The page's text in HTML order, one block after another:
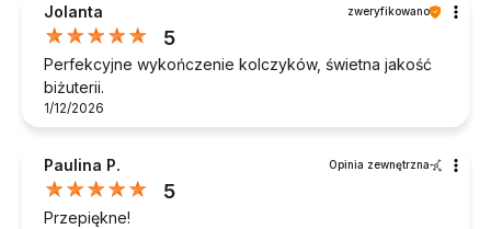
Jolanta zweryfikowano
5
Perfekcyjne wykończenie kolczyków, świetna jakość
biżuterii.
1/12/2026
Paulina P. Opinia zewnętrzna
5
Przepiękne!